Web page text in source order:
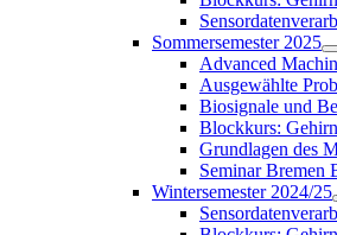
Sommersemester 2025
Advanced
Ausgewählte
Biosignale und
Blockkurs:
Grundlagen des
Seminar Bremen
Wintersemester 2024/25